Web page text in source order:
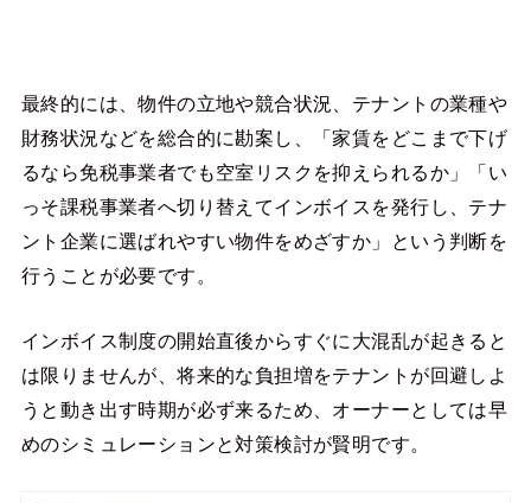
最終的には、物件の立地や競合状況、テナントの業種や
財務状況などを総合的に勘案し、「家賃をどこまで下げ
るなら免税事業者でも空室リスクを抑えられるか」「い
っそ課税事業者へ切り替えてインボイスを発行し、テナ
ント企業に選ばれやすい物件をめざすか」という判断を
行うことが必要です。
インボイス制度の開始直後からすぐに大混乱が起きると
は限りませんが、将来的な負担増をテナントが回避しよ
うと動き出す時期が必ず来るため、オーナーとしては早
めのシミュレーションと対策検討が賢明です。